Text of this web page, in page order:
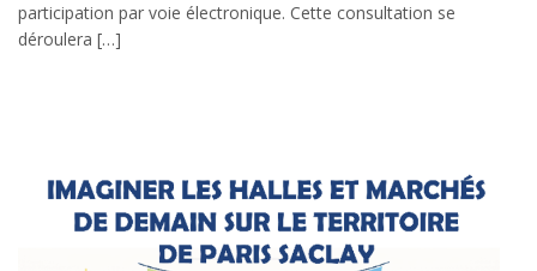
participation par voie électronique. Cette consultation se
déroulera […]